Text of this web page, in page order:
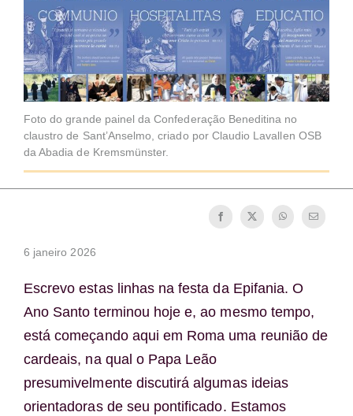
Foto do grande painel da Confederação Beneditina no
claustro de Sant’Anselmo, criado por Claudio Lavallen OSB
da Abadia de Kremsmünster.
6 janeiro 2026
Escrevo estas linhas na festa da Epifania. O
Ano Santo terminou hoje e, ao mesmo tempo,
está começando aqui em Roma uma reunião de
cardeais, na qual o Papa Leão
presumivelmente discutirá algumas ideias
orientadoras de seu pontificado. Estamos